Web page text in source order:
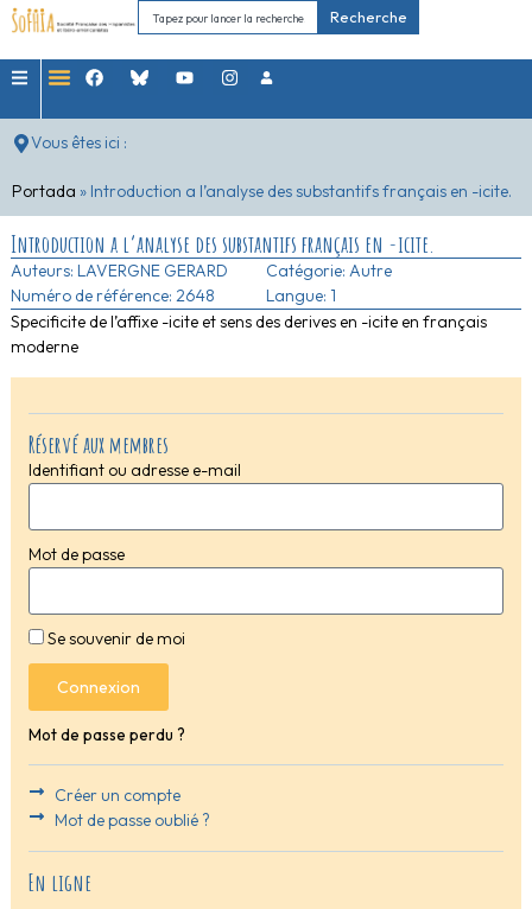
Recherche
Vous êtes ici :
Portada » Introduction a l’analyse des substantifs français en -icite.
Réservé aux membres
Identifiant ou adresse e-mail
Mot de passe
Se souvenir de moi
Connexion
Mot de passe perdu ?
Créer un compte
Mot de passe oublié ?
En ligne
Introduction a l’analyse des substantifs français en -icite.
Auteurs: LAVERGNE GERARD
Numéro de référence: 2648
Catégorie: Autre
Langue: 1
Specificite de l’affixe -icite et sens des derives en -icite en français
moderne